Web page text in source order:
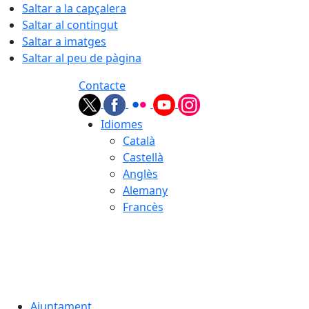
Saltar a la capçalera
Saltar al contingut
Saltar a imatges
Saltar al peu de pàgina
Contacte
Idiomes
Català
Castellà
Anglès
Alemany
Francès